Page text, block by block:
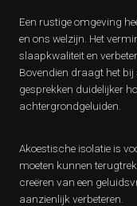
Een rustige omgeving
en ons welzijn. Het
slaapkwaliteit en
Bovendien draagt het
gesprekken duidelijker
achtergrondgeluiden.
Akoestische isolatie is
moeten kunnen
creëren van een
aanzienlijk verbeteren.